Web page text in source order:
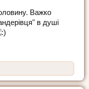
Важко
в душі